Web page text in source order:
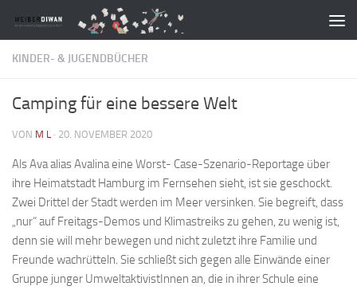
Zum Inhalt springen
KINDER- & JUGENDBÜCHER
Camping für eine bessere Welt
VON M L · 20. NOVEMBER 2020
Als Ava alias Avalina eine Worst- Case-Szenario-Reportage über
ihre Heimatstadt Hamburg im Fernsehen sieht, ist sie geschockt.
Zwei Drittel der Stadt werden im Meer versinken. Sie begreift, dass
„nur“ auf Freitags-Demos und Klimastreiks zu gehen, zu wenig ist,
denn sie will mehr bewegen und nicht zuletzt ihre Familie und
Freunde wachrütteln. Sie schließt sich gegen alle Einwände einer
Gruppe junger UmweltaktivistInnen an, die in ihrer Schule eine